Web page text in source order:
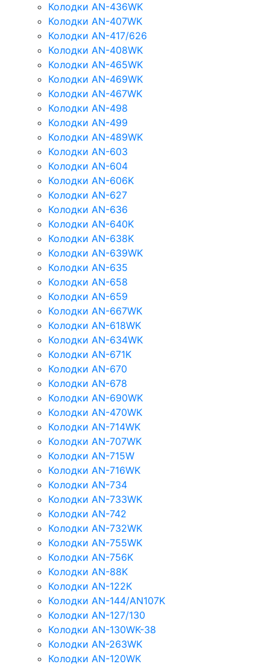
Колодки AN-436WK
Колодки AN-407WK
Колодки AN-417/626
Колодки AN-408WK
Колодки AN-465WK
Колодки AN-469WK
Колодки AN-467WK
Колодки AN-498
Колодки AN-499
Колодки AN-489WK
Колодки AN-603
Колодки AN-604
Колодки AN-606K
Колодки AN-627
Колодки AN-636
Колодки AN-640K
Колодки AN-638K
Колодки AN-639WK
Колодки AN-635
Колодки AN-658
Колодки AN-659
Колодки AN-667WK
Колодки AN-618WK
Колодки AN-634WK
Колодки AN-671K
Колодки AN-670
Колодки AN-678
Колодки AN-690WK
Колодки AN-470WK
Колодки AN-714WK
Колодки AN-707WK
Колодки AN-715W
Колодки AN-716WK
Колодки AN-734
Колодки AN-733WK
Колодки AN-742
Колодки AN-732WK
Колодки AN-755WK
Колодки AN-756K
Колодки AN-88K
Колодки AN-122K
Колодки AN-144/AN107K
Колодки AN-127/130
Колодки AN-130WK-38
Колодки AN-263WK
Колодки AN-120WK